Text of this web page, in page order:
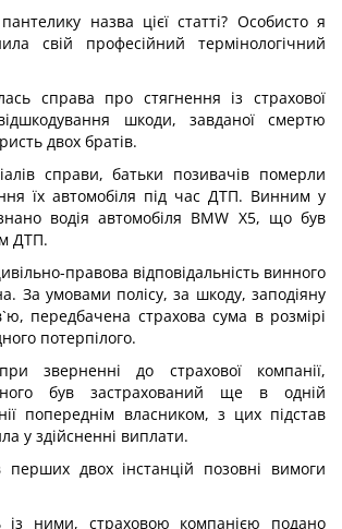
назва цієї статті? Особисто я
свій професійний термінологічний
справа про стягнення із страхової
шкоди, завданої смертю
двох братів.
справи, батьки позивачів померли
їх автомобіля під час ДТП. Винним у
водія автомобіля BMW X5, що був
ДТП.
правова відповідальність винного
За умовами полісу, за шкоду, заподіяну
передбачена страхова сума в розмірі
потерпілого.
зверненні до страхової компанії,
був застрахований ще в одній
попереднім власником, з цих підстав
у здійсненні виплати.
перших двох інстанцій позовні вимоги
із ними, страховою компанією подано